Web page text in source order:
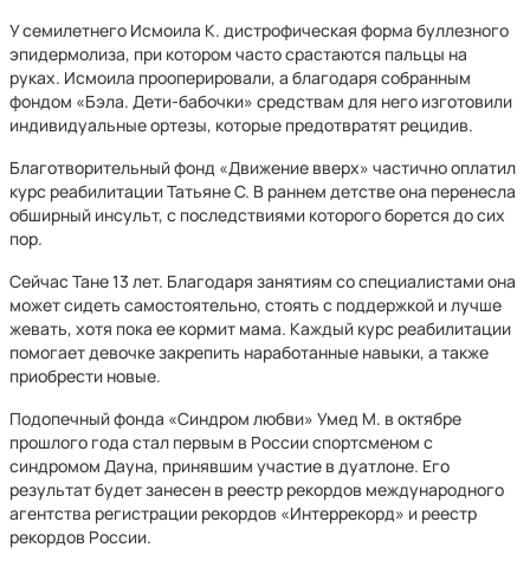
У семилетнего Исмоила К. дистрофическая форма буллезного
эпидермолиза, при котором часто срастаются пальцы на
руках. Исмоила прооперировали, а благодаря собранным
фондом «Бэла. Дети-бабочки» средствам для него изготовили
индивидуальные ортезы, которые предотвратят рецидив.
Благотворительный фонд «Движение вверх» частично оплатил
курс реабилитации Татьяне С. В раннем детстве она перенесла
обширный инсульт, с последствиями которого борется до сих
пор.
Сейчас Тане 13 лет. Благодаря занятиям со специалистами она
может сидеть самостоятельно, стоять с поддержкой и лучше
жевать, хотя пока ее кормит мама. Каждый курс реабилитации
помогает девочке закрепить наработанные навыки, а также
приобрести новые.
Подопечный фонда «Синдром любви» Умед М. в октябре
прошлого года стал первым в России спортсменом с
синдромом Дауна, принявшим участие в дуатлоне. Его
результат будет занесен в реестр рекордов международного
агентства регистрации рекордов «Интеррекорд» и реестр
рекордов России.